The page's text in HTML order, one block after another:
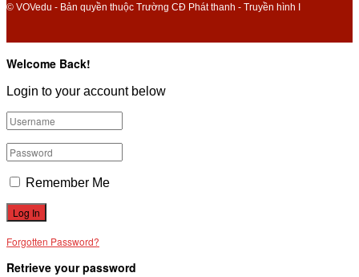
© VOVedu - Bản quyền thuộc Trường CĐ Phát thanh - Truyền hình I
Welcome Back!
Login to your account below
Remember Me
Forgotten Password?
Retrieve your password